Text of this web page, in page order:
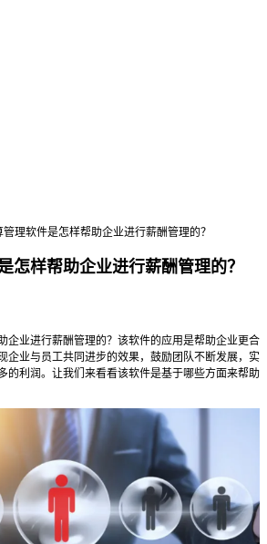
理软件是怎样帮助企业进行薪酬管理的？
怎样帮助企业进行薪酬管理的？
企业进行薪酬管理的？该软件的应用是帮助企业更合
企业与员工共同进步的效果，鼓励团队不断发展，实
的利润。让我们来看看该软件是基于哪些方面来帮助